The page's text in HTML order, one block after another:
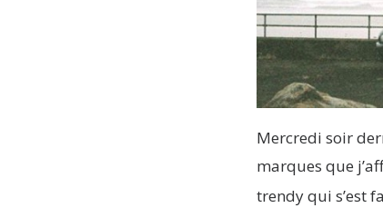
Mercredi soir
marques que
trendy qui s’est